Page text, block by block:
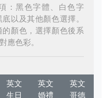
：黑色字體、白色字
以及其他顏色選擇。
顏色，選擇顏色後系
應色彩。
英文
生日
英文
婚禮
英文
哥德